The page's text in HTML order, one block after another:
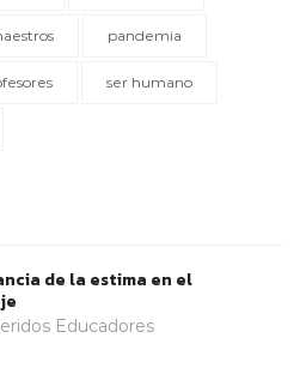
pandemia
ser humano
de la estima en el
Educadores